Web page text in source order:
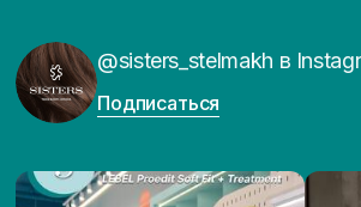
@sisters_stelmakh в
Подписаться